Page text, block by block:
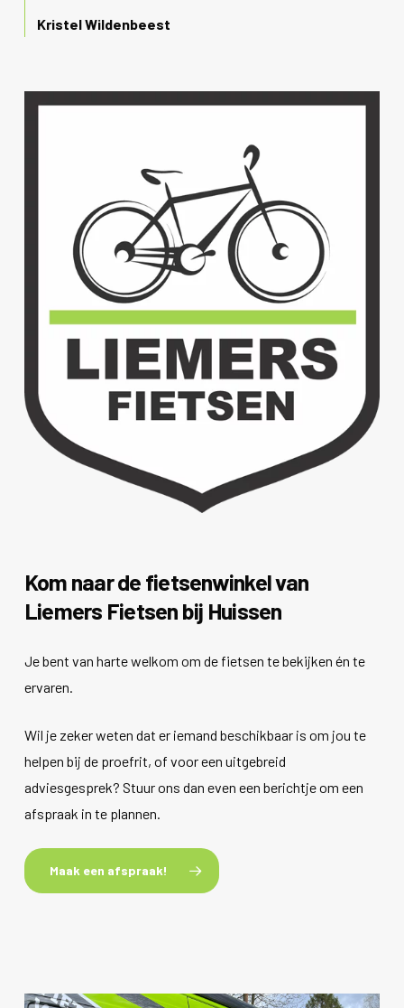
Kristel Wildenbeest
Kom naar de fietsenwinkel van
Liemers Fietsen bij Huissen
Je bent van harte welkom om de fietsen te bekijken én te
ervaren.
Wil je zeker weten dat er iemand beschikbaar is om jou te
helpen bij de proefrit, of voor een uitgebreid
adviesgesprek? Stuur ons dan even een berichtje om een
afspraak in te plannen.
Maak een afspraak!